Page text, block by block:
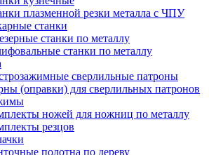
плазменной резки металла с ЧПУ
станки
станки по металлу
станки по металлу
сверлильные патроны
(оправки) для сверлильных патронов
ножей для ножниц по металлу
резцов
полотна по дереву